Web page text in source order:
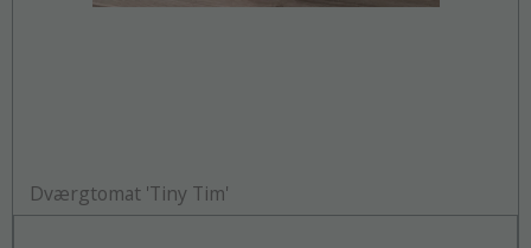
Dværgtomat 'Tiny Tim'